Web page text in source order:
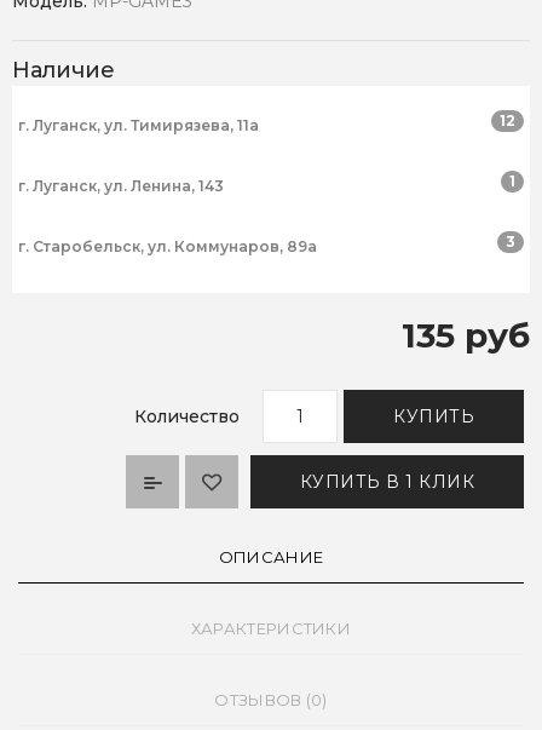
Наличие
г. Луганск, ул. Тимирязева, 11а 12
г. Луганск, ул. Ленина, 143 1
г. Старобельск, ул. Коммунаров, 89а 3
135 руб
Количество КУПИТЬ
КУПИТЬ В 1 КЛИК
ОПИСАНИЕ
ХАРАКТЕРИСТИКИ
ОТЗЫВОВ (0)